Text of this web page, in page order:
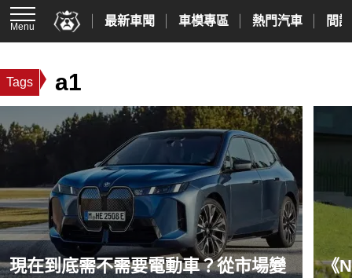
Menu 最新車聞 車模專區 熱門汽車 間
Tags a1
現在到底需不需要電動車？從市場變
《